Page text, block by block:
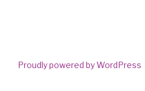
Proudly powered by WordPress